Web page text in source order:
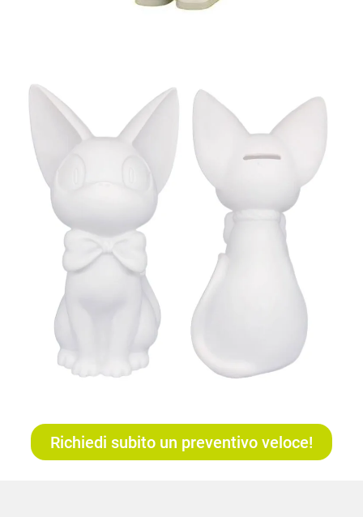
Richiedi subito un preventivo veloce!